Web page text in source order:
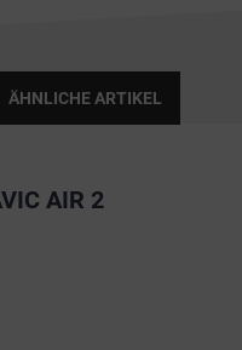
ÄHNLICHE ARTIKEL
AIR 2